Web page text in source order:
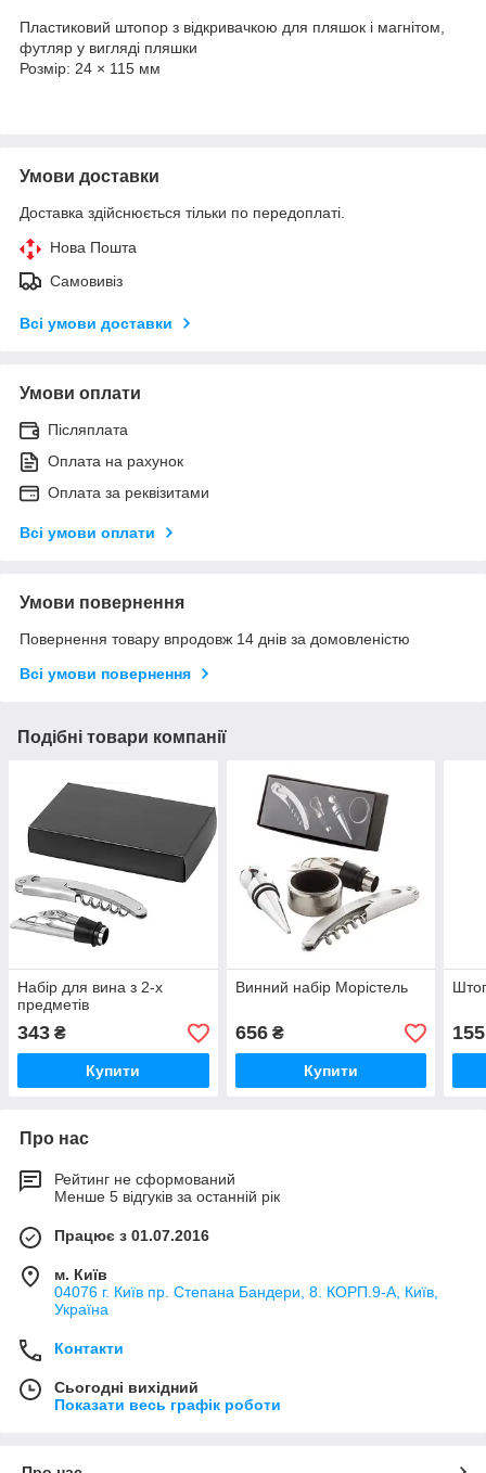
Пластиковий штопор з відкривачкою для пляшок і магнітом,
футляр у вигляді пляшки
Розмір: 24 × 115 мм
Умови доставки
Доставка здійснюється тільки по передоплаті.
Нова Пошта
Самовивіз
Всі умови доставки
Умови оплати
Післяплата
Оплата на рахунок
Оплата за реквізитами
Всі умови оплати
Умови повернення
Повернення товару впродовж 14 днів за домовленістю
Всі умови повернення
Подібні товари компанії
Набір для вина з 2-х
предметів
343 ₴
Купити
Винний набір Морістель
656₴
Купити
155
Про нас
Рейтинг не сформований
Менше 5 відгуків за останній рік
Працює з 01.07.2016
м. Київ
04076 г. Київ пр. Степана Бандери, 8. КОРП.9-А, Київ,
Україна
Контакти
Сьогодні вихідний
Показати весь графік роботи